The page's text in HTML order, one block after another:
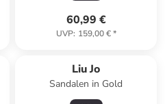
60,99 €
UVP: 159,00 €*
Liu Jo
Sandalen in Gold